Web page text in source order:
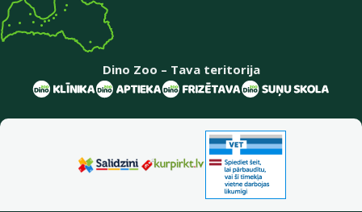
Dino Zoo – Tava teritorija